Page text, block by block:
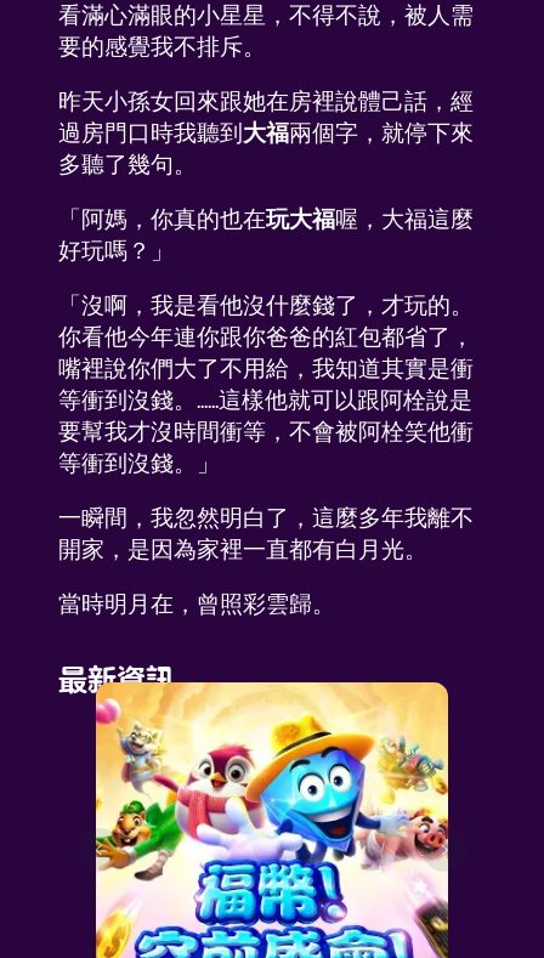
看滿心滿眼的小星星，不得不說，被人需
要的感覺我不排斥。
昨天小孫女回來跟她在房裡說體己話，經
過房門口時我聽到 大福兩個字，就停下來
多聽了幾句。
「阿媽，你真的也在玩大福喔，大福這麼
好玩嗎？」
「沒啊，我是看他沒什麼錢了，才玩的。
你看他今年連你跟你爸爸的紅包都省了，
嘴裡說你們大了不用給，我知道其實是衝
等衝到沒錢。......這樣他就可以跟阿栓說是
要幫我才沒時間衝等，不會被阿栓笑他衝
等衝到沒錢。」
一瞬間，我忽然明白了，這麼多年我離不
開家，是因為家裡一直都有白月光。
當時明月在，曾照彩雲歸。
最新資訊